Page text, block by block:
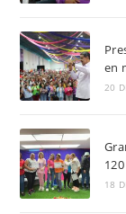
en
20
18